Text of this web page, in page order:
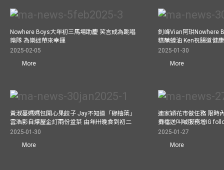
Nowhere Boys大年初三馬場助慶 笑言成為跳唱
樂隊 為樂迷帶來幸運
2025-02-05
More
釗峰Vian阿珙Nowhere
糕蘸蠔油 Ken祝腸道健康
2025-01-30
More
黃淑蔓媽媽包開心果餃子 Jay不知道「碌柚葉」
雲浩影自爆屋企訂兩份盆菜 由年卅晚食到初二
2025-01-30
More
連家穎花市做任務 限時
攤檔送叫喊服務增IG
2025-01-27
More